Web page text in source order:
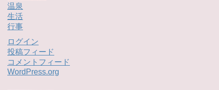
温泉
生活
行事
ログイン
投稿フィード
コメントフィード
WordPress.org